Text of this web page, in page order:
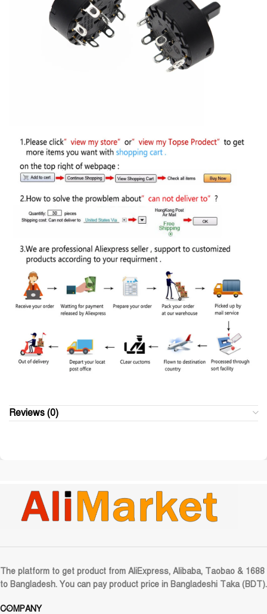
Reviews (0)
The platform to get product from AliExpress, Alibaba, Taobao & 1688
to Bangladesh. You can pay product price in Bangladeshi Taka (BDT).
COMPANY